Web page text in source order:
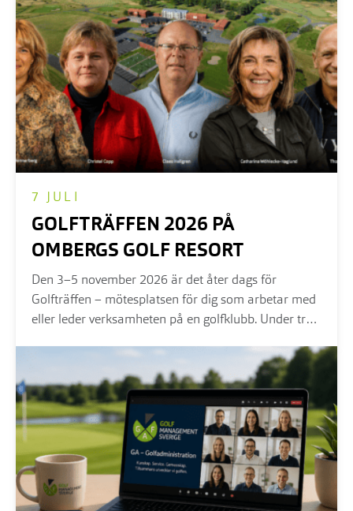
GOLFTRÄFFEN 2026 PÅ
OMBERGS GOLF RESORT
7 JULI
Den 3–5 november 2026 är det åter dags för
Golfträffen – mötesplatsen för dig som arbetar med
eller leder verksamheten på en golfklubb. Under tre
Resort för att dela erfarenheter, fylla på med ny
kunskap och skapa värdefulla kontakter.